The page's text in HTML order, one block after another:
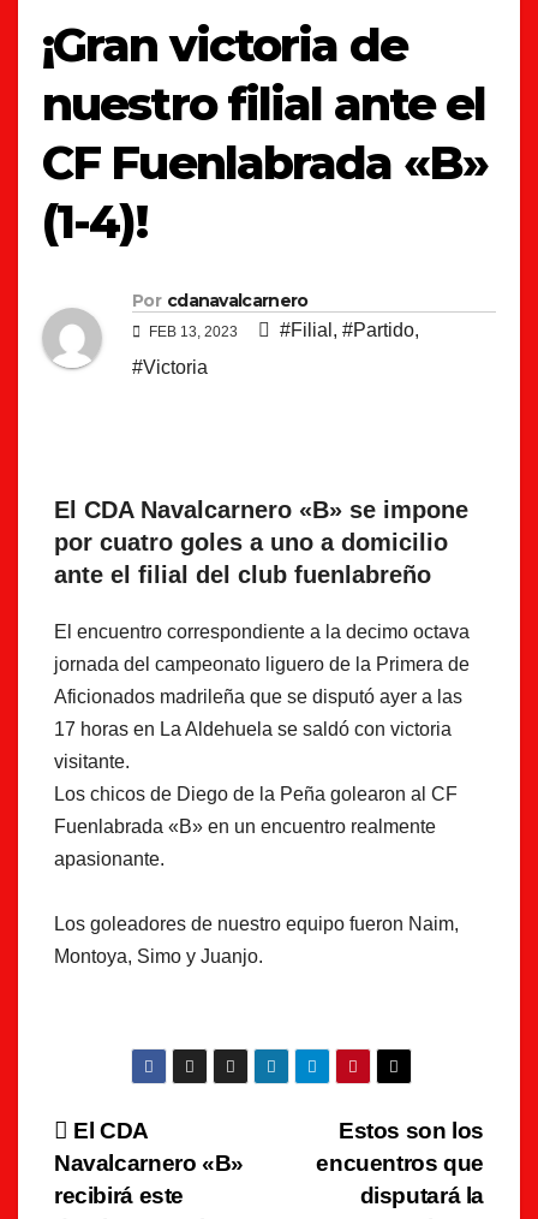
¡Gran victoria de
nuestro filial ante el
CF Fuenlabrada «B»
(1-4)!
Por cdanavalcarnero
FEB 13, 2023 #Filial , #Partido,
#Victoria
El CDA Navalcarnero «B» se impone
por cuatro goles a uno a domicilio
ante el filial del club fuenlabreño
El encuentro correspondiente a la decimo octava
jornada del campeonato liguero de la Primera de
Aficionados madrileña que se disputó ayer a las
17 horas en La Aldehuela se saldó con victoria
visitante.
Los chicos de Diego de la Peña golearon al CF
Fuenlabrada «B» en un encuentro realmente
apasionante.
Los goleadores de nuestro equipo fueron Naim,
Montoya, Simo y Juanjo.
Navegación
de
Estos son los
encuentros que
disputará la
El CDA
Navalcarnero «B»
recibirá este